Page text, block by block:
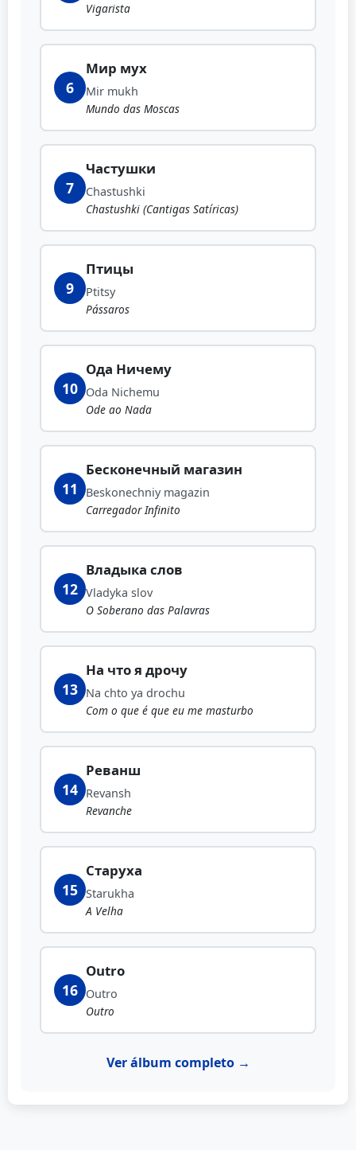
Vigarista
6
Мир мух
Mir mukh
Mundo das Moscas
7
Частушки
Chastushki
Chastushki (Cantigas Satíricas)
9
Птицы
Ptitsy
Pássaros
10
Ода Ничему
Oda Nichemu
Ode ao Nada
11
Бесконечный магазин
Beskonechniy magazin
Carregador Infinito
12
Владыка слов
Vladyka slov
O Soberano das Palavras
13
На что я дрочу
Na chto ya drochu
Com o que é que eu me masturbo
14
Реванш
Revansh
Revanche
15
Старуха
Starukha
A Velha
16
Outro
Outro
Outro
Ver álbum completo →